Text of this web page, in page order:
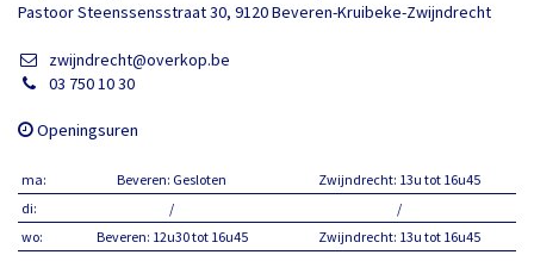
Pastoor Steenssensstraat 30, 9120 Beveren-Kruibeke-Zwijndrecht
zwijndrecht@overkop.be
03 750 10 30
Openingsuren
ma: Beveren: Gesloten
Zwijndrecht: 13u tot 16u45
di:
/
/
wo:
Beveren: 12u30 tot 16u45
Zwijndrecht: 13u tot 16u45